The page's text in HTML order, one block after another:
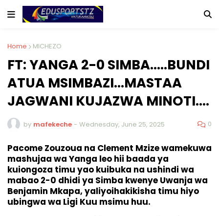
Home MICHEZO
FT: YANGA 2-0 SIMBA…..BUNDI
ATUA MSIMBAZI…MASTAA
JAGWANI KUJAZWA MINOTI….
by mafekeche - Wednesday, June 25, 2025 0
Pacome Zouzoua na Clement Mzize wamekuwa
mashujaa wa Yanga leo hii baada ya
kuiongoza timu yao kuibuka na ushindi wa
mabao 2-0 dhidi ya Simba kwenye Uwanja wa
Benjamin Mkapa, yaliyoihakikisha timu hiyo
ubingwa wa Ligi Kuu msimu huu.